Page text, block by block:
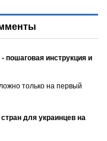
пошаговая инструкция и
только на первый
для украинцев на